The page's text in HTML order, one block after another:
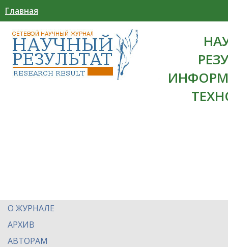
Главная
О ЖУРНАЛЕ
АРХИВ
АВТОРАМ